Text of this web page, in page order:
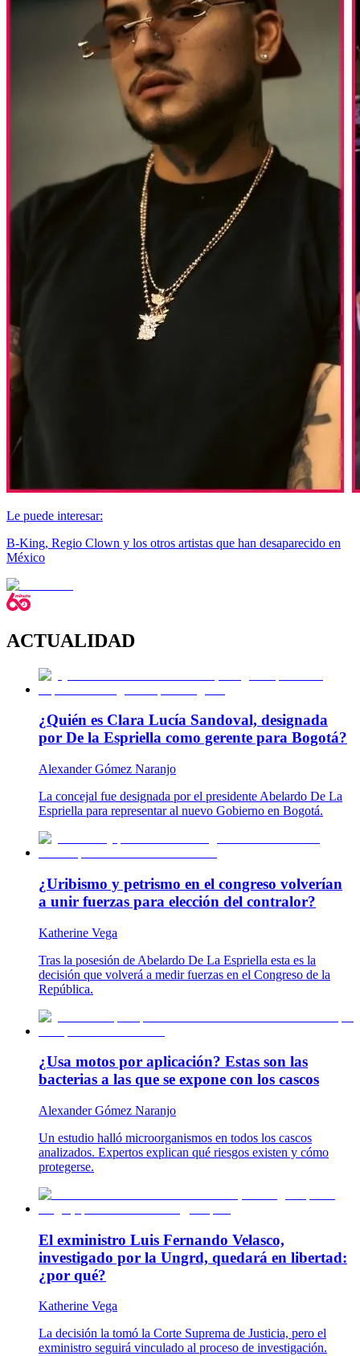
Le puede interesar:
B-King, Regio Clown y los otros artistas que han desaparecido en
México
ACTUALIDAD
¿Quién es Clara Lucía Sandoval, designada
por De la Espriella como gerente para Bogotá?
Alexander Gómez Naranjo
La concejal fue designada por el presidente Abelardo De La
Espriella para representar al nuevo Gobierno en Bogotá.
¿Uribismo y petrismo en el congreso volverían
a unir fuerzas para elección del contralor?
Katherine Vega
Tras la posesión de Abelardo De La Espriella esta es la
decisión que volverá a medir fuerzas en el Congreso de la
República.
¿Usa motos por aplicación? Estas son las
bacterias a las que se expone con los cascos
Alexander Gómez Naranjo
Un estudio halló microorganismos en todos los cascos
analizados. Expertos explican qué riesgos existen y cómo
protegerse.
El exministro Luis Fernando Velasco,
investigado por la Ungrd, quedará en libertad:
¿por qué?
Katherine Vega
La decisión la tomó la Corte Suprema de Justicia, pero el
exministro seguirá vinculado al proceso de investigación.